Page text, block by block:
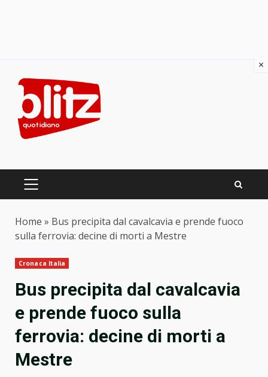
content
PRIMARY
Home » Bus precipita dal cavalcavia e prende fuoco
sulla ferrovia: decine di morti a Mestre
Cronaca Italia
Bus precipita dal cavalcavia
e prende fuoco sulla
ferrovia: decine di morti a
Mestre
×